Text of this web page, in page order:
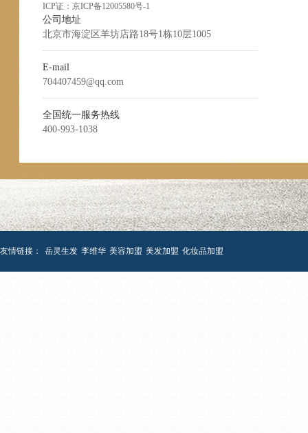
ICP证： 京ICP备12005580号-1
公司地址
北京市海淀区羊坊店路18号1栋10层1005
E-mail
704407459@qq.com
全国统一服务热线
400-993-1038
友情链接： 岳灵生发 李维华 美容加盟 美发加盟 化妆品加盟